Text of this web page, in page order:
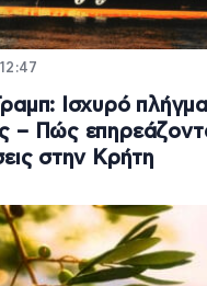
Ισχυρό πλήγμα
– Πώς
στην Κρήτη